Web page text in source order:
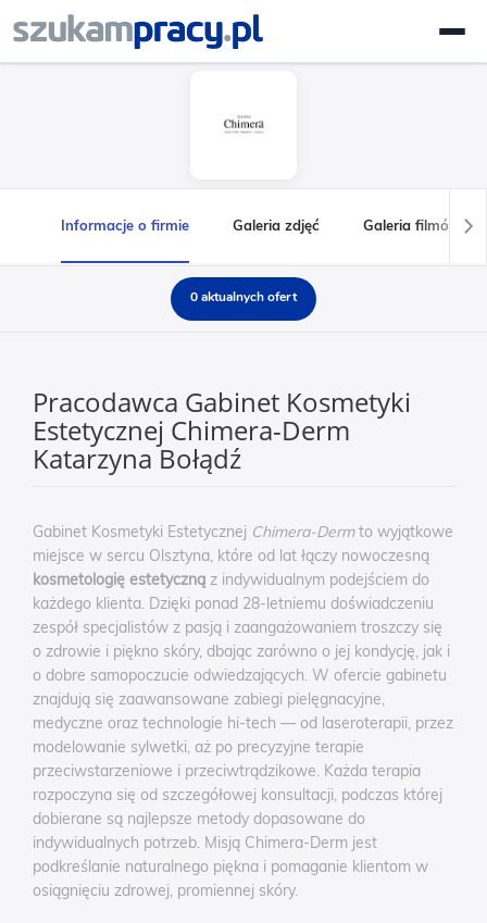
Informacje o firmie Galeria zdjęć Galeria filmów
0 aktualnych ofert
Pracodawca Gabinet Kosmetyki
Estetycznej Chimera-Derm
Katarzyna Bołądź
Gabinet Kosmetyki Estetycznej Chimera-Dermto wyjątkowe
miejsce w sercu Olsztyna, które od lat łączy nowoczesną
kosmetologię estetyczną z indywidualnym podejściem do
każdego klienta. Dzięki ponad 28-letniemu doświadczeniu
zespół specjalistów z pasją i zaangażowaniem troszczy się
o zdrowie i piękno skóry, dbając zarówno o jej kondycję, jak i
o dobre samopoczucie odwiedzających. W ofercie gabinetu
znajdują się zaawansowane zabiegi pielęgnacyjne,
medyczne oraz technologie hi-tech — od laseroterapii, przez
modelowanie sylwetki, aż po precyzyjne terapie
przeciwstarzeniowe i przeciwtrądzikowe. Każda terapia
rozpoczyna się od szczegółowej konsultacji, podczas której
dobierane są najlepsze metody dopasowane do
indywidualnych potrzeb. Misją Chimera-Derm jest
podkreślanie naturalnego piękna i pomaganie klientom w
osiągnięciu zdrowej, promiennej skóry.